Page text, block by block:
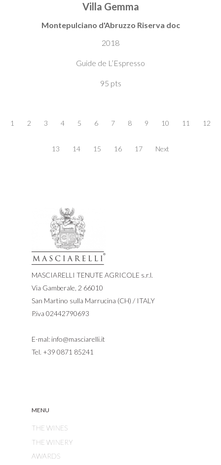
Villa Gemma
Montepulciano d'Abruzzo Riserva doc
2018
Guide de L’Espresso
95 pts
1 2 3 4 5 6 7 8 9 10 11 12
13 14 15 16 17 Next
MASCIARELLI TENUTE AGRICOLE s.r.l.
Via Gamberale, 2 66010
San Martino sulla Marrucina (CH) / ITALY
P.iva 02442790693
E-mal: info@masciarelli.it
Tel. +39 0871 85241
MENU
THE WINES
THE WINERY
AWARDS